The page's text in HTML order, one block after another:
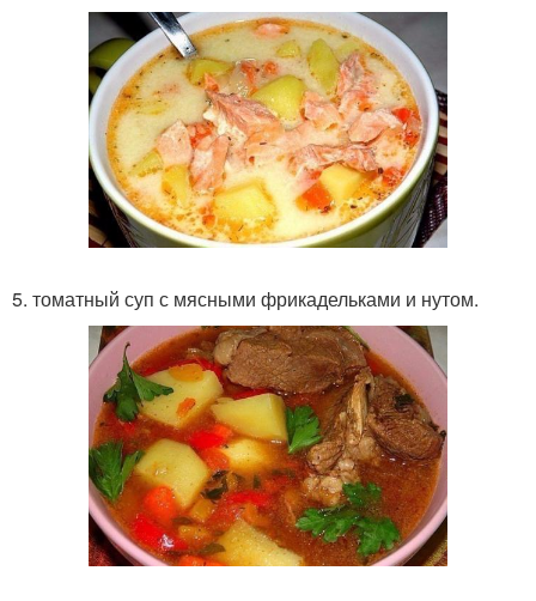
5. томатный суп с мясными фрикадельками и нутом.